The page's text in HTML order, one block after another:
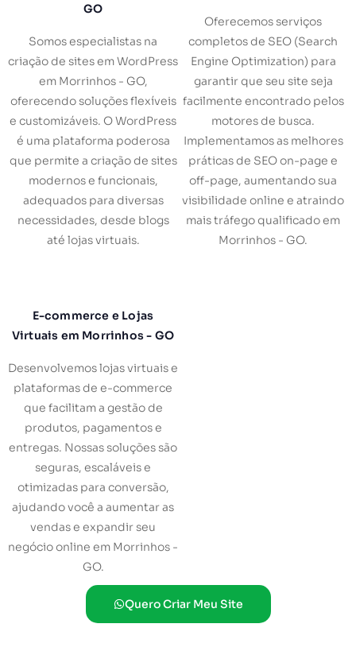
GO
Somos especialistas na
criação de sites em WordPress
em Morrinhos - GO,
oferecendo soluções flexíveis
e customizáveis. O WordPress
é uma plataforma poderosa
que permite a criação de sites
modernos e funcionais,
adequados para diversas
necessidades, desde blogs
até lojas virtuais.
Oferecemos serviços
completos de SEO (Search
Engine Optimization) para
garantir que seu site seja
facilmente encontrado pelos
motores de busca.
Implementamos as melhores
práticas de SEO on-page e
off-page, aumentando sua
visibilidade online e atraindo
mais tráfego qualificado em
Morrinhos - GO.
E-commerce e Lojas
Virtuais em Morrinhos - GO
Desenvolvemos lojas virtuais e
plataformas de e-commerce
que facilitam a gestão de
produtos, pagamentos e
entregas. Nossas soluções são
seguras, escaláveis e
otimizadas para conversão,
ajudando você a aumentar as
vendas e expandir seu
negócio online em Morrinhos -
GO.
Quero Criar Meu Site